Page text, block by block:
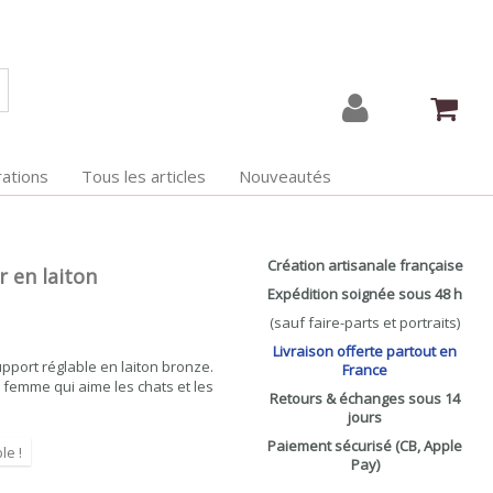
Tous les articles Nouveautés
en laiton
réglable en laiton bronze.
qui aime les chats et les
!
Création artisanale française
Expédition soignée sous 48 h
(sauf faire-parts et portraits)
Livraison offerte partout en
France
Retours & échanges sous 14
jours
Paiement sécurisé (CB, Apple
Pay)